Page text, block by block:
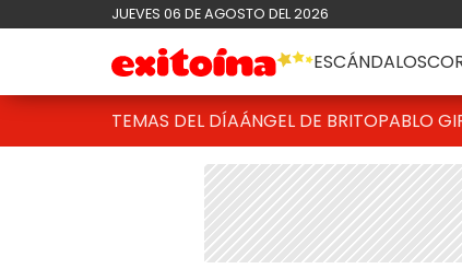
JUEVES 06 DE AGOSTO DEL 2026
ESCÁNDALOS
TEMAS DEL DÍAÁNGEL DE BRITOPABLO